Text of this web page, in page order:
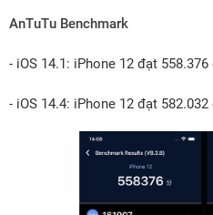
AnTuTu Benchmark
- iOS 14.1: iPhone 12 đạt 558.376
- iOS 14.4: iPhone 12 đạt 582.032